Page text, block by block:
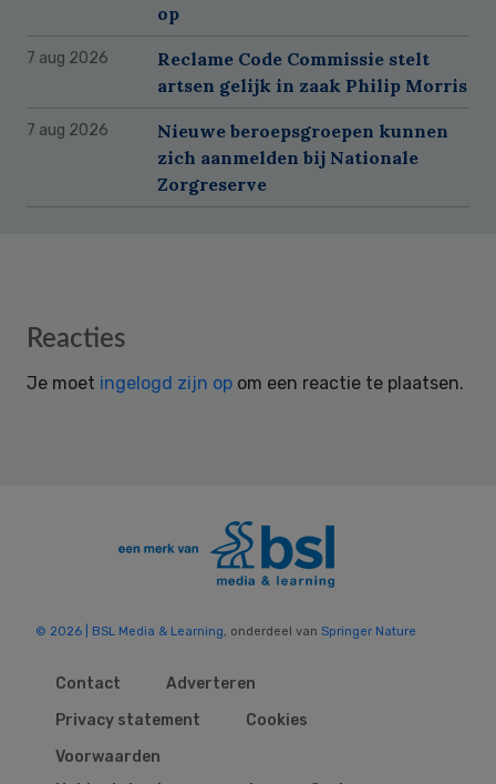
op
7 aug 2026
Reclame Code Commissie stelt
artsen gelijk in zaak Philip Morris
7 aug 2026
Nieuwe beroepsgroepen kunnen
zich aanmelden bij Nationale
Zorgreserve
Reader
Reacties
Je moet ingelogd zijn op om een reactie te plaatsen.
© 2026 | BSL Media & Learning, onderdeel van Springer Nature
Contact
Adverteren
Privacy statement
Cookies
Voorwaarden